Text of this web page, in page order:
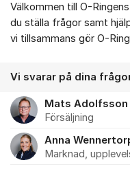
Om forumet
Välkommen till O-
du ställa frågor samt
vi tillsammans gör O-
Vi svarar på dina
Mats Adolfsson
Försäljning
Anna
Marknad,